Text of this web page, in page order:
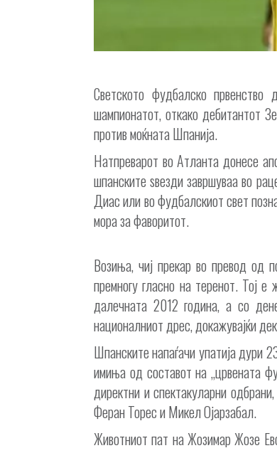
Светското фудбалско
шампионатот, откако дебитантот
против моќната Шпанија.
Натпреварот во Атланта донесе
шпанските ѕвезди завршуваа во
Диас или во фудбалскиот свет
мора за фаворитот.
Возиња, чиј прекар во превод од
премногу гласно на теренот. Тој
далечната 2012 година, а со
националниот дрес, докажувајќи
Шпанските напаѓачи упатија дури
имиња од составот на „црвената
директни и спектакуларни
Феран Торес и Микел Ојарзабал.
Животниот пат на Жозимар Жозе